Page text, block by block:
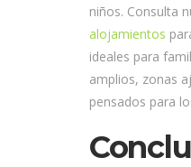
niños. Consulta
alojamientos
ideales para
amplios, zonas
pensados para